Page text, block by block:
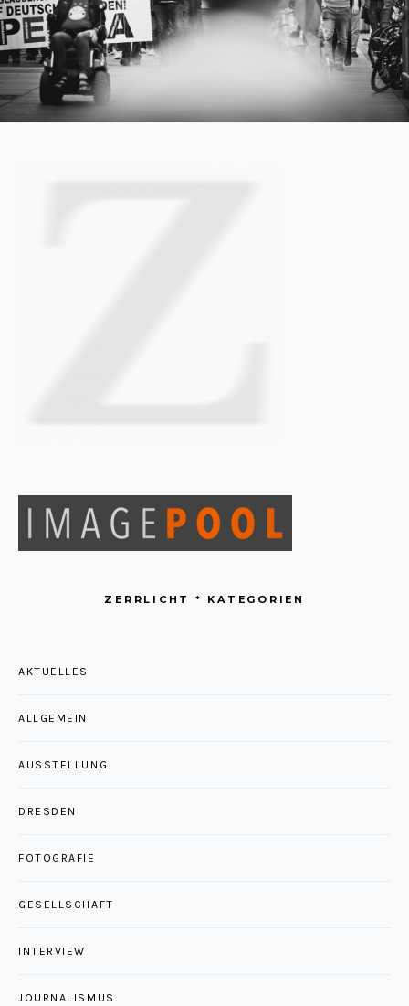
ZERRLICHT * KATEGORIEN
AKTUELLES
ALLGEMEIN
AUSSTELLUNG
DRESDEN
FOTOGRAFIE
GESELLSCHAFT
INTERVIEW
JOURNALISMUS